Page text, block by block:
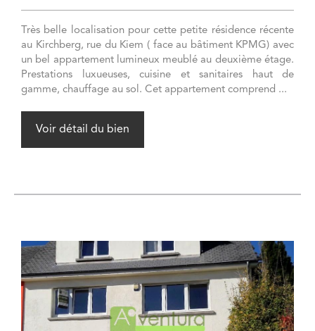
Très belle localisation pour cette petite résidence récente
au Kirchberg, rue du Kiem ( face au bâtiment KPMG) avec
un bel appartement lumineux meublé au deuxième étage.
Prestations luxueuses, cuisine et sanitaires haut de
gamme, chauffage au sol. Cet appartement comprend ...
Voir détail du bien